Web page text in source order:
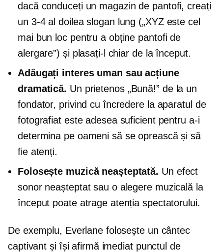
dacă conduceți un magazin de pantofi, creați
un 3-4al doilea slogan lung („XYZ este cel
mai bun loc pentru a obține pantofi de
alergare”) și plasați-l chiar de la început.
Adăugați interes uman sau acțiune
dramatică. Un prietenos „Bună!” de la un
fondator, privind cu încredere la aparatul de
fotografiat este adesea suficient pentru a-i
determina pe oameni să se oprească și să
fie atenți.
Folosește muzică neașteptată. Un efect
sonor neașteptat sau o alegere muzicală la
început poate atrage atenția spectatorului.
De exemplu, Everlane folosește un cântec
captivant și își afirmă imediat punctul de